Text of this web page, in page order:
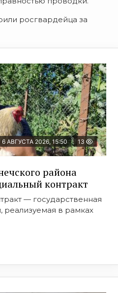
росгвардейца за
6 АВГУСТА 2026, 15:50 13
района
контракт
— государственная
в рамках